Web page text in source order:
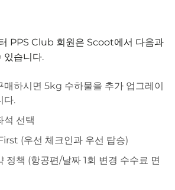
PPS Club 회원은 Scoot에서 다음과
있습니다.
매하시면 5kg 수하물을 추가 업그레이
다.
석 선택
(우선 체크인과 우선 탑승)
정책 (항공편/날짜 1회 변경 수수료 면